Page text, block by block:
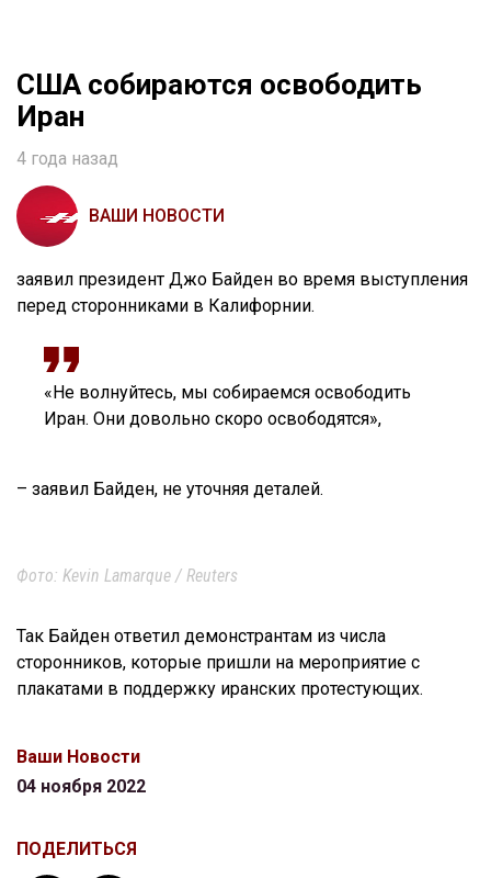
США собираются освободить
Иран
4 года назад
ВАШИ НОВОСТИ
заявил президент Джо Байден во время выступления
перед сторонниками в Калифорнии.
«Не волнуйтесь, мы собираемся освободить
Иран. Они довольно скоро освободятся»,
– заявил Байден, не уточняя деталей.
Фото: Kevin Lamarque / Reuters
Так Байден ответил демонстрантам из числа
сторонников, которые пришли на мероприятие с
плакатами в поддержку иранских протестующих.
Ваши Новости
04 ноября 2022
ПОДЕЛИТЬСЯ